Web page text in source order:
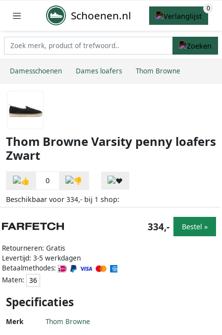
Schoenen.nl
Damesschoenen Dames loafers Thom Browne
Thom Browne Varsity penny loafers
Zwart
0
Beschikbaar voor 334,- bij 1 shop:
Retourneren: Gratis
Levertijd: 3-5 werkdagen
Betaalmethodes:
Maten:
36
334,- Bestel »
Specificaties
Merk Thom Browne